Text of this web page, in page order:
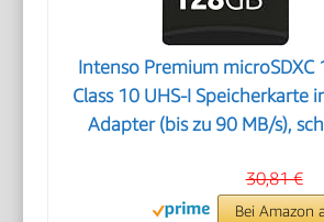
Intenso Premium microSDXC
Class 10 UHS-I Speicherkarte
Adapter (bis zu 90 MB/s),
30,81 €
Bei Amazon